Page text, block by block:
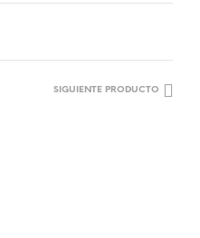
SIGUIENTE PRODUCTO